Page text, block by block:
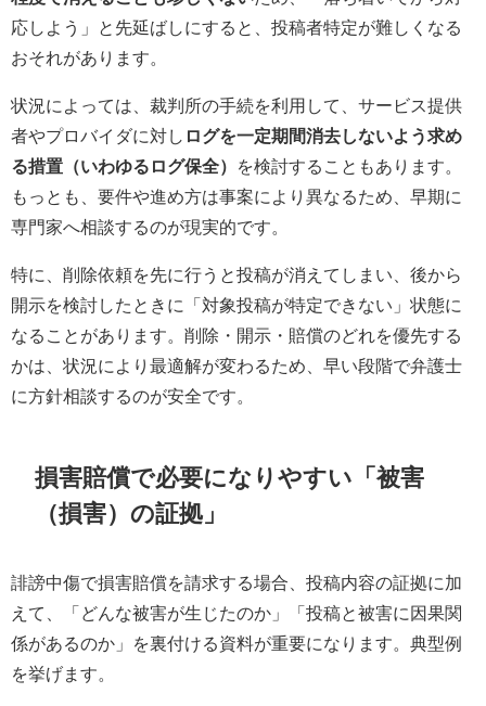
応しよう」と先延ばしにすると、投稿者特定が難しくなる
おそれがあります。
状況によっては、裁判所の手続を利用して、サービス提供
者やプロバイダに対し
ログを一定期間消去しないよう求め
る措置（いわゆるログ保全）
を検討することもあります。
もっとも、要件や進め方は事案により異なるため、早期に
専門家へ相談するのが現実的です。
特に、削除依頼を先に行うと投稿が消えてしまい、後から
開示を検討したときに「対象投稿が特定できない」状態に
なることがあります。削除・開示・賠償のどれを優先する
かは、状況により最適解が変わるため、早い段階で弁護士
に方針相談するのが安全です。
損害賠償で必要になりやすい「被害
（損害）の証拠」
誹謗中傷で損害賠償を請求する場合、投稿内容の証拠に加
えて、「どんな被害が生じたのか」「投稿と被害に因果関
係があるのか」を裏付ける資料が重要になります。典型例
を挙げます。